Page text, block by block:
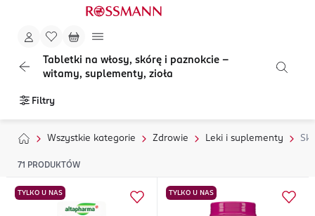
Tabletki na włosy, skórę i paznokcie –
witamy, suplementy, zioła
Filtry
Wszystkie kategorie Zdrowie Leki i suplementy
71 PRODUKTÓW
TYLKO U NAS TYLKO U NAS